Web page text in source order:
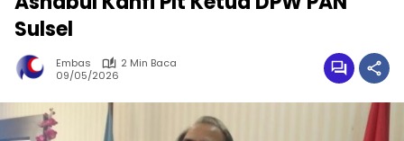
Sulsel
Embas
2 Min Baca
09/05/2026